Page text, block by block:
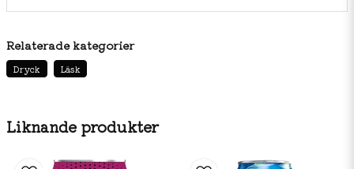
Liknande produkter
(citronsyra), naturliga aromer (grapefrukt, bambu),
(kaliumsorbat), koffein.
Relaterade kategorier
Dryck Läsk